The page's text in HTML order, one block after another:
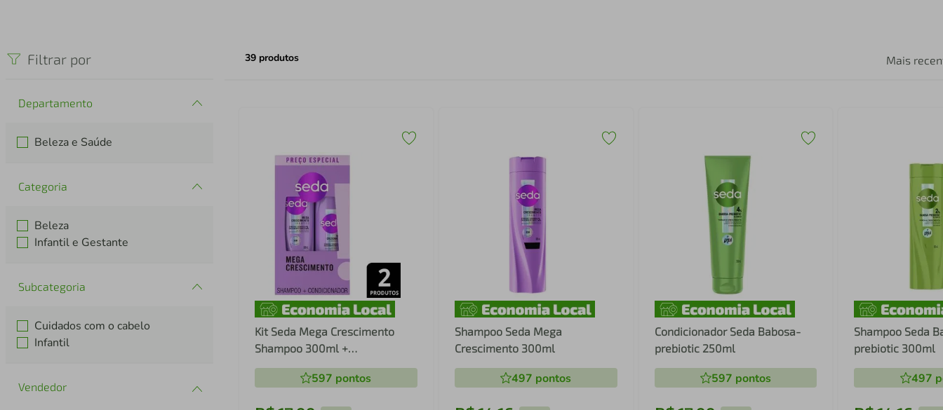
Filtrar por
Departamento
Beleza e Saúde
Categoria
Beleza
Infantil e Gestante
Subcategoria
Cuidados com o cabelo
Infantil
39 produtos Mais
Kit Seda Mega Crescimento
Shampoo 300ml +
Condicionador 190ml
597 pontos
Shampoo Seda Mega
Crescimento 300ml
497 pontos
Condicionador Seda Babosa-
prebiotic 250ml
597 pontos
Shampoo Seda
prebiotic 300ml
497